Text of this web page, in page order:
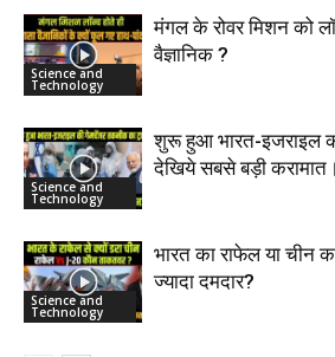
Science and
Technology
मंगल के रोवर मिशन को
वैज्ञानिक ?
Science and
Technology
शुरू हुआ भारत-इजराइल
देखिये सबसे बड़ी करामात।
Science and
Technology
भारत का राफेल या चीन
ज्यादा दमदार?